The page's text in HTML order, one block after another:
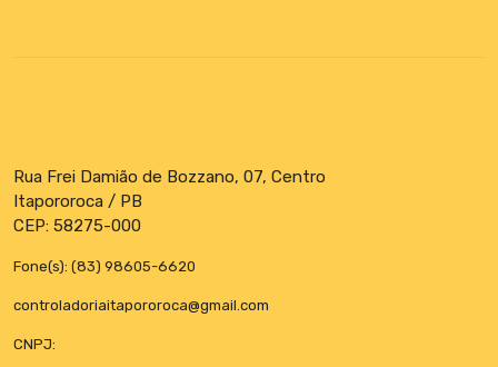
Rua Frei Damião de Bozzano, 07, Centro
Itapororoca / PB
CEP: 58275-000
Fone(s): (83) 98605-6620
controladoriaitapororoca@gmail.com
CNPJ: